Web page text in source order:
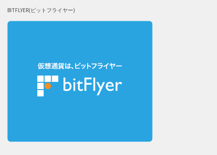
BITFLYER(ビットフライヤー)